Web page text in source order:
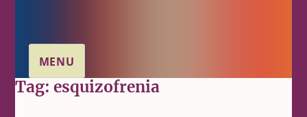
MENU
Tag:esquizofrenia